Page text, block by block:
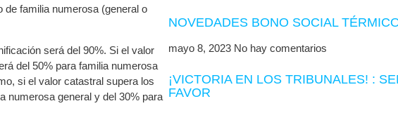
familia numerosa (general o
será del 90%. Si el valor
del 50% para familia numerosa
si el valor catastral supera los
numerosa general y del 30% para
NOVEDADES BONO SOCIAL
mayo 8, 2023 No hay comentarios
¡VICTORIA EN LOS TRIBUNALES! :
FAVOR